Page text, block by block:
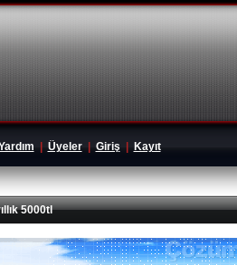
Üyeler| Giriş| Kayıt
5000tl